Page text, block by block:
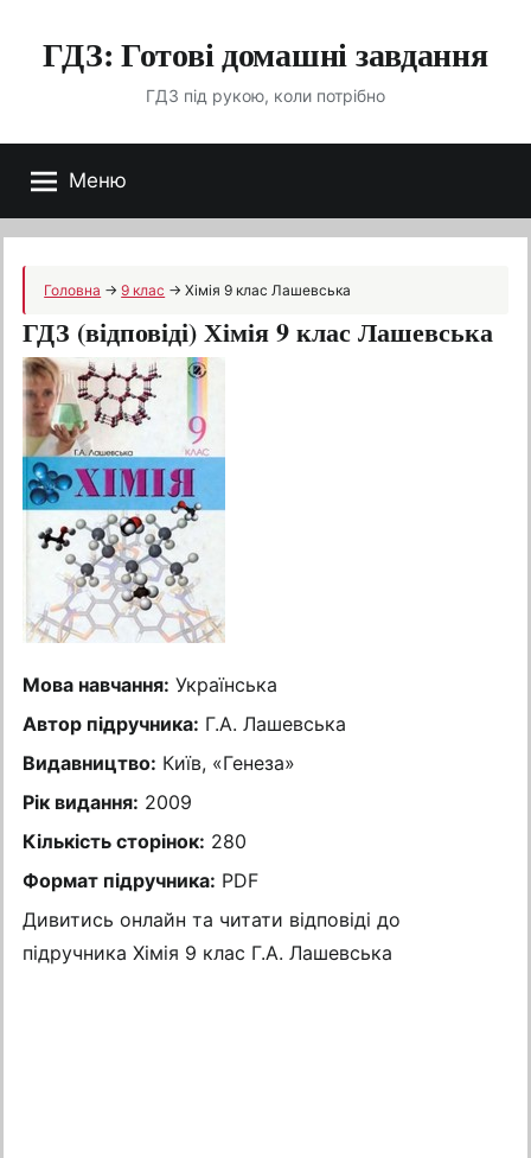
ГДЗ: Готові домашні завдання
ГДЗ під рукою, коли потрібно
Меню
Головна →9 клас →Хiмiя 9 клас Лашевська
ГДЗ (відповіді) Хiмiя 9 клас Лашевська
Мова навчання: Українська
Автор підручника: Г.А. Лашевська
Видавництво: Київ, «Генеза»
Рік видання: 2009
Кількість сторінок: 280
Формат підручника: PDF
Дивитись онлайн та читати відповіді до
підручника Хiмiя 9 клас Г.А. Лашевська